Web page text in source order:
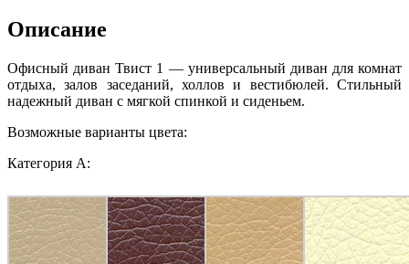
Описание
Офисный диван Твист 1 — универсальный диван для комнат
отдыха, залов заседаний, холлов и вестибюлей. Стильный
надежный диван с мягкой спинкой и сиденьем.
Возможные варианты цвета:
Категория A: